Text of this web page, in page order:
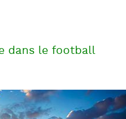
dans le football